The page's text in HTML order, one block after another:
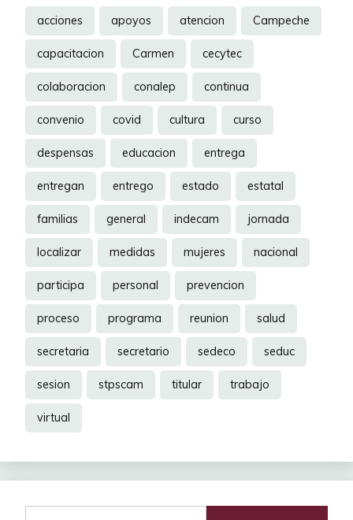
acciones apoyos atencion Campeche
capacitacion Carmen cecytec
colaboracion conalep continua
convenio covid cultura curso
despensas educacion entrega
entregan entrego estado estatal
familias general indecam jornada
localizar medidas mujeres nacional
participa personal prevencion
proceso programa reunion salud
secretaria secretario sedeco seduc
sesion stpscam titular trabajo
virtual